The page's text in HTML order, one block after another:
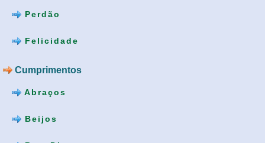
Perdão
Felicidade
Cumprimentos
Abraços
Beijos